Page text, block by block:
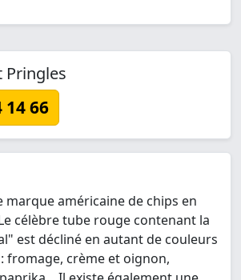
Pringles
14 66
marque américaine de chips en
célèbre tube rouge contenant la
est décliné en autant de couleurs
fromage, crème et oignon,